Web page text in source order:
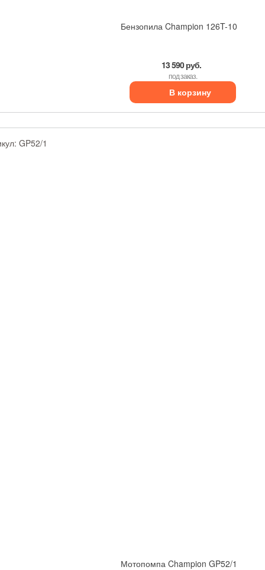
Бензопила Champion 126T-10
13 590 руб.
под заказ.
В корзину
GP52/1
Мотопомпа Champion GP52/1